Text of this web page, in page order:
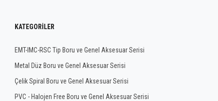
KATEGORILER
EMT-IMC-RSC Tip Boru ve Genel Aksesuar Serisi
Metal Düz Boru ve Genel Aksesuar Serisi
Çelik Spiral Boru ve Genel Aksesuar Serisi
PVC - Halojen Free Boru ve Genel Aksesuar Serisi